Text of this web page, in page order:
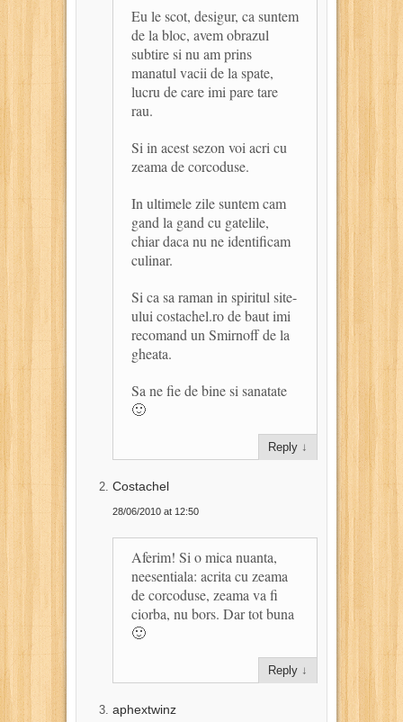
Eu le scot, desigur, ca suntem
de la bloc, avem obrazul
subtire si nu am prins
manatul vacii de la spate,
lucru de care imi pare tare
rau.
Si in acest sezon voi acri cu
zeama de corcoduse.
In ultimele zile suntem cam
gand la gand cu gatelile,
chiar daca nu ne identificam
culinar.
Si ca sa raman in spiritul site-
ului costachel.ro de baut imi
recomand un Smirnoff de la
gheata.
Sa ne fie de bine si sanatate
🙂
Reply ↓
Costachel
28/06/2010 at 12:50
Aferim! Si o mica nuanta,
neesentiala: acrita cu zeama
de corcoduse, zeama va fi
ciorba, nu bors. Dar tot buna
🙂
Reply ↓
aphextwinz